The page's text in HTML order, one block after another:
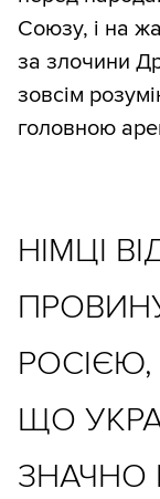
Союзу, і на
за злочини
зовсім
головною
НІМЦІ
РОСІЄЮ,
ЩО
ЗНАЧНО